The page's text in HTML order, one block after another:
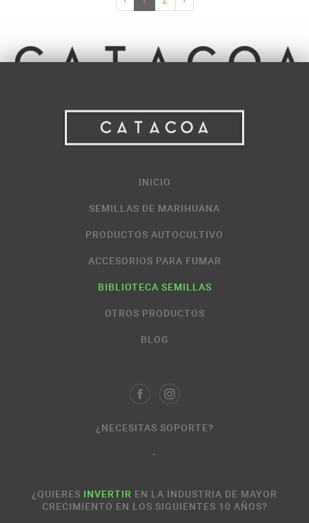
INICIO
SEMILLAS DE MARIHUANA
PRODUCTOS AUTOCULTIVO
ACCESORIOS PARA FUMAR
BIBLIOTECA SEMILLAS
OTROS PRODUCTOS
BLOG
¿NECESITAS SOPORTE?
-
¿QUIERES INVERTIR EN LA INDUSTRIA DE MAYOR
CRECIMIENTO EN LOS SIGUIENTES 10 AÑOS?